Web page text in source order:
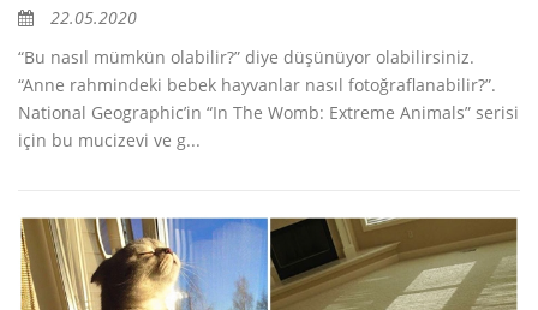
22.05.2020
“Bu nasıl mümkün olabilir?” diye düşünüyor olabilirsiniz.
“Anne rahmindeki bebek hayvanlar nasıl fotoğraflanabilir?”.
National Geographic’in “In The Womb: Extreme Animals” serisi
için bu mucizevi ve g...